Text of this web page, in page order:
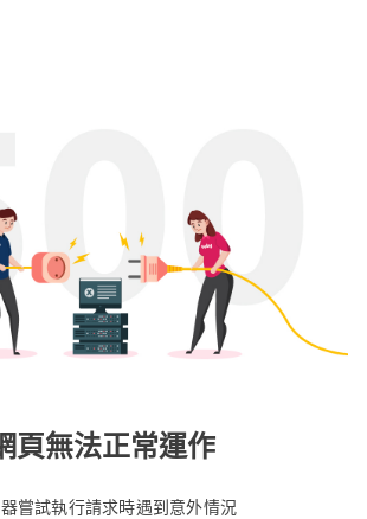
頁無法正常運作
嘗試執行請求時遇到意外情況